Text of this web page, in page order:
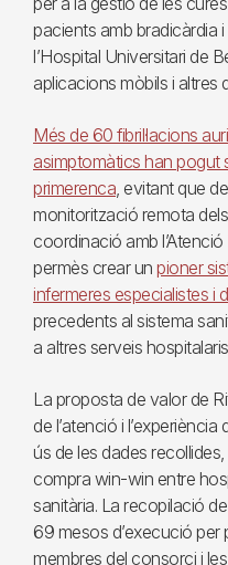
pacients amb bradicàrdia
l’Hospital Universitari de
aplicacions mòbils i altres
Més de 60 fibril·lacions
asimptomàtics han pogut
primerenca, evitant que
monitorització remota
coordinació amb
permès crear un pioner
infermeres especialistes i
precedents al sistema
a altres serveis
La proposta de valor de
de l’atenció i
ús de les dades
compra win-win entre
sanitària. La recopilació
69 mesos d’execució
membres del consorci i